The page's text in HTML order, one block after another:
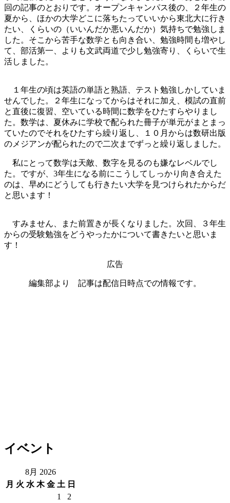
回の記事のとおりです。オープンキャンパス後の、２年生の
夏から、ほかの大学どこに落ちたっていいから東北大に行き
たい、くらいの（いいんだか悪いんだか）気持ちで勉強しま
した。そこから苦手な数学とも向き合い、勉強時間も増やし
て、部活第一、よりも文武両道で少し勉強寄り、くらいで生
活しました。
１年生の頃は英語の単語と熟語、テスト勉強しかしていま
せんでした。２年生になってからはそれに加え、模試の直前
と直後に復習、空いている時間に数学をひたすらやりまし
た。数学は、夏休みに学校で配られた冊子が単元がまとまっ
ていたのでそれをひたすら繰り返し、１０月からは数研出版
のメジアンが配られたので二次までずっと繰り返しました。
私にとって数学は天敵、数字を見るのも嫌なレベルでし
た。ですが、3年生になる前にこうしてしっかり向き合えた
のは、早めにどうしても行きたい大学を見つけられたからだ
と思います！
すみません、また前置きが長くなりました。次回、３年生
からの受験勉強をどうやったかについて書きたいと思いま
す！
広告
編集部より 記事は配信日時点での情報です。
イベント
8月 2026
月 火 水 木 金 土 日
1
2